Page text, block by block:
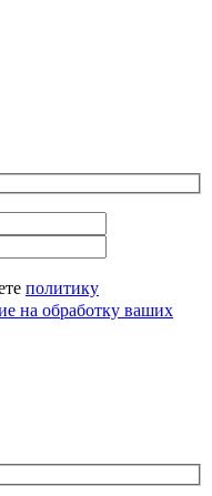
политику
на обработку ваших